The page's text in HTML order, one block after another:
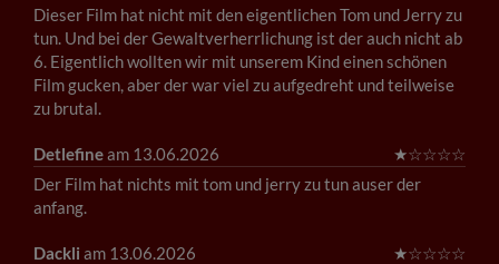
Dieser Film hat nicht mit den eigentlichen Tom und Jerry zu
tun. Und bei der Gewaltverherrlichung ist der auch nicht ab
6. Eigentlich wollten wir mit unserem Kind einen schönen
Film gucken, aber der war viel zu aufgedreht und teilweise
zu brutal.
Detlefineam 13.06.2026 ★☆☆☆☆
Der Film hat nichts mit tom und jerry zu tun auser der
anfang.
Dackli am 13.06.2026 ★☆☆☆☆